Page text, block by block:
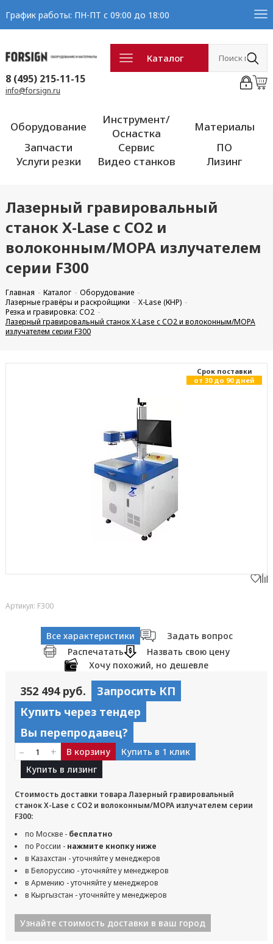
График работы: ПН-ПТ с 09:00 до 18:00
Каталог
8 (495) 215-11-15
info@forsign.ru
Оборудование
Инструмент/
Оснастка
Материалы
Запчасти
Сервис
ПО
Услуги резки
Видео станков Лизинг
Лазерный гравировальный
станок X-Lase с CO2 и
волоконным/МОРА излучателем
серии F300
Главная Каталог
Оборудование
Лазерные гравёры и раскройщики
X-Lase (КНР)
Резка и гравировка: CO2
Лазерный гравировальный станок X-Lase с CO2 и волоконным/МОРА
излучателем серии F300
Cрок поставки
от 30 до 90 дней
Артикул: F300
Все характеристики
Задать вопрос
Распечатать
Назвать свою цену
Хочу похожий, но дешевле
352 494 руб.
Запросить КП
Купить через тендер
Вы перепродавец?
– + В корзину
Купить в 1 клик
Купить в лизинг
Стоимость доставки товара Лазерный гравировальный
станок X-Lase с CO2 и волоконным/МОРА излучателем серии
F300:
по Москве - бесплатно
по России - нажмите кнопку ниже
в Казахстан - уточняйте у менеджеров
в Белоруссию - уточняйте у менеджеров
в Армению - уточняйте у менеджеров
в Кыргызстан - уточняйте у менеджеров
Узнайте стоимость доставки в ваш город